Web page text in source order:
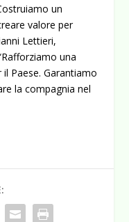
un
valore per
Lettieri,
una
Paese. Garantiamo
la compagnia nel